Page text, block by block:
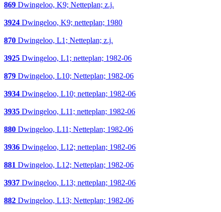
869 Dwingeloo, K9; Netteplan; z.j.
3924 Dwingeloo, K9; netteplan; 1980
870 Dwingeloo, L1; Netteplan; z.j.
3925 Dwingeloo, L1; netteplan; 1982-06
879 Dwingeloo, L10; Netteplan; 1982-06
3934 Dwingeloo, L10; netteplan; 1982-06
3935 Dwingeloo, L11; netteplan; 1982-06
880 Dwingeloo, L11; Netteplan; 1982-06
3936 Dwingeloo, L12; netteplan; 1982-06
881 Dwingeloo, L12; Netteplan; 1982-06
3937 Dwingeloo, L13; netteplan; 1982-06
882 Dwingeloo, L13; Netteplan; 1982-06